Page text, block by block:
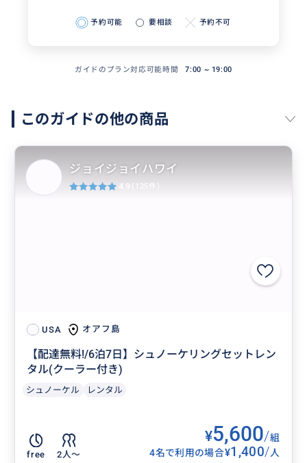
予約可能 要相談 予約不可
ガイドのプラン対応可能時間 7:00 ~ 19:00
このガイドの他の商品
USA オアフ島
【配達無料!/6泊7日】シュノーケリングセットレン
タル(クーラー付き)
シュノーケル レンタル
free 2人〜
¥5,600/組
4名で利用の場合¥1,400/人
ジョイジョイハワイ
4.9 (125件)